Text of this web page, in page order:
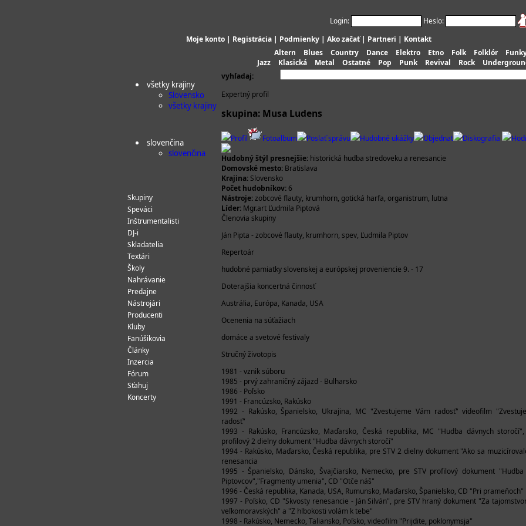
Login:
Heslo:
Moje konto | Registrácia | Podmienky | Ako začať| Partneri | Kontakt
Altern
Blues Country Dance Elektro Etno Folk Folklór
Jazz
Klasická Metal Ostatné Pop Punk Revival Rock
vyhľadaj:
všetky krajiny
Slovensko
všetky krajiny
slovenčina
slovenčina
Skupiny
Speváci
Inštrumentalisti
DJ-i
Skladatelia
Textári
Školy
Nahrávanie
Predajne
Nástrojári
Producenti
Kluby
Fanúšikovia
Články
Inzercia
Fórum
Sťahuj
Koncerty
Expertný profil
skupina: Musa Ludens
Profil Fotoalbum Poslať správu Hudobné ukážky Objednať Diskografia
Hudobný štýl presnejšie: historická hudba stredoveku a renesancie
Domovské mesto: Bratislava
Krajina: Slovensko
Počet hudobníkov: 6
Nástroje:zobcové flauty, krumhorn, gotická harfa, organistrum, lutna
Líder: Mgr.art Ľudmila Piptová
Členovia skupiny
Ján Pipta - zobcové flauty, krumhorn, spev, Ľudmila Piptov
Repertoár
hudobné pamiatky slovenskej a európskej proveniencie 9. - 17
Doterajšia koncertná činnosť
Austrália, Európa, Kanada, USA
Ocenenia na súťažiach
domáce a svetové festivaly
Stručný životopis
1981 - vznik súboru
1985 - prvý zahraničný zájazd - Bulharsko
1986 - Poľsko
1991 - Francúzsko, Rakúsko
1992 - Rakúsko, Španielsko, Ukrajina, MC "Zvestujeme Vám radosť" videofilm
radosť"
1993 - Rakúsko, Francúzsko, Maďarsko, Česká republika, MC "Hudba dávnych
profilový 2 dielny dokument "Hudba dávnych storočí"
1994 - Rakúsko, Maďarsko, Česká republika, pre STV 2 dielny dokument "Ako sa
renesancia
1995 - Španielsko, Dánsko, Švajčiarsko, Nemecko, pre STV profilový dokument
Piptovcov","Fragmenty umenia", CD "Otče náš"
1996 - Česká republika, Kanada, USA, Rumunsko, Maďarsko, Španielsko, CD "Pri prameňoch"
1997 - Poľsko, CD "Skvosty renesancie - Ján Silván", pre STV hraný dokument "Za
veľkomoravských" a "Z hlbokosti volám k tebe"
1998 - Rakúsko, Nemecko, Taliansko, Poľsko, videofilm "Prijdite, poklonymsja"